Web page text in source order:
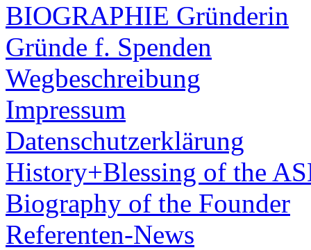
BIOGRAPHIE Gründerin
Gründe f. Spenden
Wegbeschreibung
Impressum
Datenschutzerklärung
History+Blessing of the
Biography of the Founder
Referenten-News